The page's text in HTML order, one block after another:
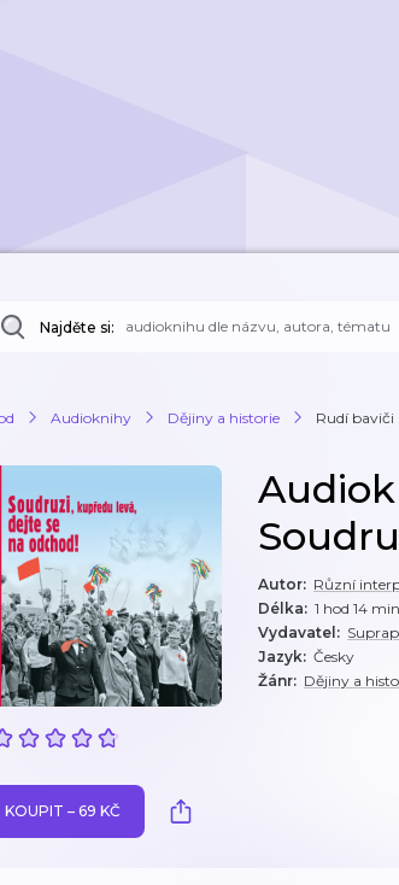
Najděte si:
Audioknihy Dějiny a historie Rudí baviči
Autor: Různí
Délka: 1 hod 14 min
Vydavatel :
Jazyk: Česky
Žánr: Dějiny a
KOUPIT – 69 KČ